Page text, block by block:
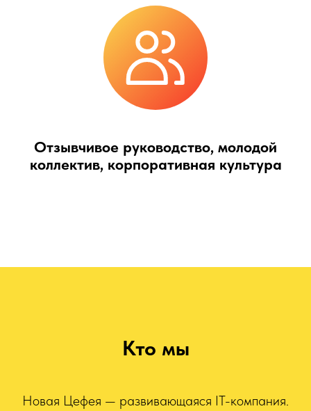
Отзывчивое руководство, молодой
коллектив, корпоративная культура
Кто мы
Новая Цефея — развивающаяся IT-компания.